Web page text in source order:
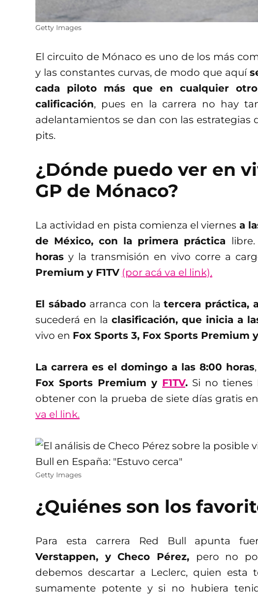
Getty Images
El circuito de Mónaco es uno de los más
y las constantes curvas, de modo que aquí
cada piloto más que en cualquier
calificación, pues en la carrera no hay
adelantamientos se dan con las estrategias
pits.
¿Dónde puedo ver en
GP de Mónaco?
La actividad en pista comienza el viernes a
de México, con la primera práctica
libre.
horas y la transmisión en vivo corre a
Premium y F1TV (por acá va el link).
El sábado arranca con latercera práctica,
sucederá en la clasificación, que inicia a
vivo en Fox Sports 3, Fox Sports Premium y
La carrera es el domingo a las 8:00 horas
Fox Sports Premium y F1TV. Si no tienes
obtener con la prueba de siete días gratis
va el link.
Getty Images
¿Quiénes son los
Para esta carrera Red Bull apunta
Verstappen, y Checo Pérez,
pero no
debemos descartar a Leclerc, quien
sumamente potente y si no hubiera